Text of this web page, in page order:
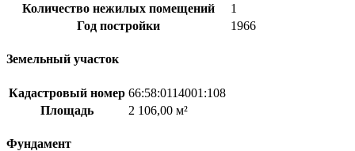
Количество нежилых помещений
1
Год постройки
1966
Земельный участок
Кадастровый номер 66:58:0114001:108
Площадь
2 106,00 м²
Фундамент